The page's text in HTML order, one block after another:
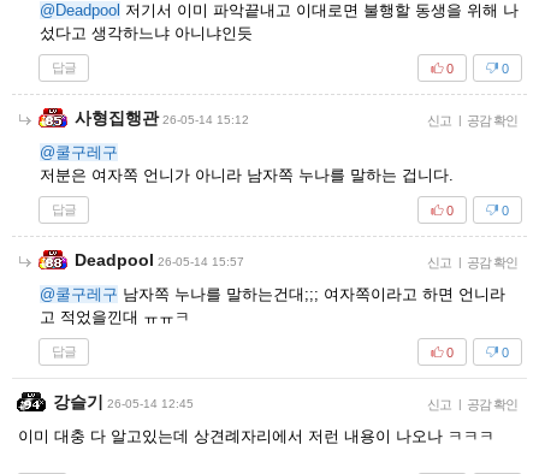
@Deadpool 저기서 이미 파악끝내고 이대로면 불행할 동생을 위해 나
섰다고 생각하느냐 아니냐인듯
답글 0
0
사형집행관 26-05-14 15:12 신고 | 공감 확인
@쿨구레구
저분은 여자쪽 언니가 아니라 남자쪽 누나를 말하는 겁니다.
답글 0
0
Deadpool 26-05-14 15:57 신고 | 공감 확인
@쿨구레구 남자쪽 누나를 말하는건대;;; 여자쪽이라고 하면 언니라
고 적었을낀대 ㅠㅠㅋ
답글 0
0
강슬기 26-05-14 12:45 신고 | 공감 확인
이미 대충 다 알고있는데 상견례자리에서 저런 내용이 나오나 ㅋㅋㅋ